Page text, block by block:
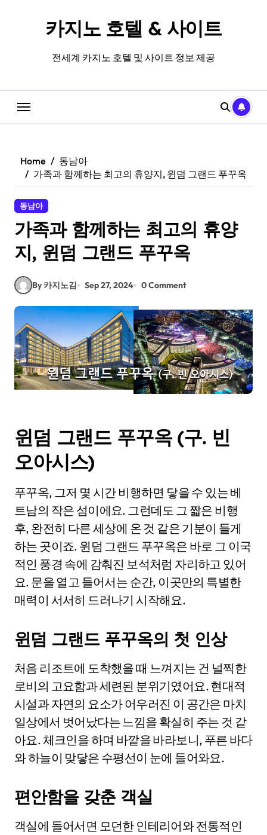
카지노 호텔 & 사이트
전세계 카지노 호텔 및 사이트 정보 제공
Home
동남아
가족과 함께하는 최고의 휴양지, 윈덤 그랜드 푸꾸옥
동남아
가족과 함께하는 최고의 휴양
지, 윈덤 그랜드 푸꾸옥
By 카지노김 Sep 27, 2024 0 Comment
윈덤 그랜드 푸꾸옥 (구. 빈
오아시스)
푸꾸옥, 그저 몇 시간 비행하면 닿을 수 있는 베
트남의 작은 섬이에요. 그런데도 그 짧은 비행
후, 완전히 다른 세상에 온 것 같은 기분이 들게
하는 곳이죠. 윈덤 그랜드 푸꾸옥은 바로 그 이국
적인 풍경 속에 감춰진 보석처럼 자리하고 있어
요. 문을 열고 들어서는 순간, 이곳만의 특별한
매력이 서서히 드러나기 시작해요.
윈덤 그랜드 푸꾸옥의 첫 인상
처음 리조트에 도착했을 때 느껴지는 건 널찍한
로비의 고요함과 세련된 분위기였어요. 현대적
시설과 자연의 요소가 어우러진 이 공간은 마치
일상에서 벗어났다는 느낌을 확실히 주는 것 같
아요. 체크인을 하며 바깥을 바라보니, 푸른 바다
와 하늘이 맞닿은 수평선이 눈에 들어와요.
편안함을 갖춘 객실
객실에 들어서면 모던한 인테리어와 전통적인